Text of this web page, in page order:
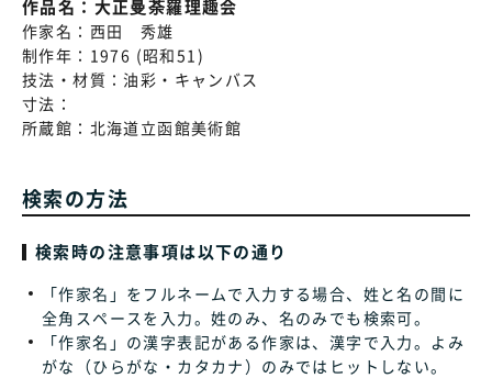
作品名： 大正曼荼羅理趣会
作家名： 西田 秀雄
制作年： 1976 (昭和51)
技法・材質：油彩・キャンバス
寸法：
所蔵館： 北海道立函館美術館
検索の方法
検索時の注意事項は以下の通り
「作家名」をフルネームで入力する場合、姓と名の間に
全角スペースを入力。姓のみ、名のみでも検索可。
「作家名」の漢字表記がある作家は、漢字で入力。よみ
がな（ひらがな・カタカナ）のみではヒットしない。